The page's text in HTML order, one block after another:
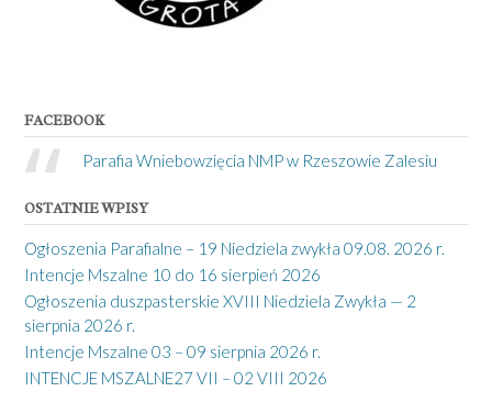
FACEBOOK
Parafia Wniebowzięcia NMP w Rzeszowie Zalesiu
OSTATNIE WPISY
Ogłoszenia Parafialne – 19 Niedziela zwykła 09.08. 2026 r.
Intencje Mszalne 10 do 16 sierpień 2026
Ogłoszenia duszpasterskie XVIII Niedziela Zwykła — 2
sierpnia 2026 r.
Intencje Mszalne 03 – 09 sierpnia 2026 r.
INTENCJE MSZALNE27 VII – 02 VIII 2026